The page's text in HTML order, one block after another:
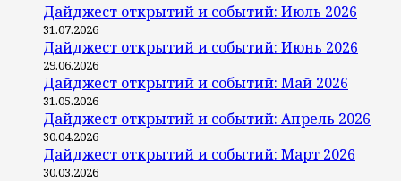
Дайджест открытий и событий: Июль 2026
31.07.2026
Дайджест открытий и событий: Июнь 2026
29.06.2026
Дайджест открытий и событий: Май 2026
31.05.2026
Дайджест открытий и событий: Апрель 2026
30.04.2026
Дайджест открытий и событий: Март 2026
30.03.2026